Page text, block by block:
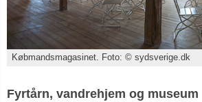
Købmandsmagasinet. Foto: © sydsverige.dk
Fyrtårn, vandrehjem og museum